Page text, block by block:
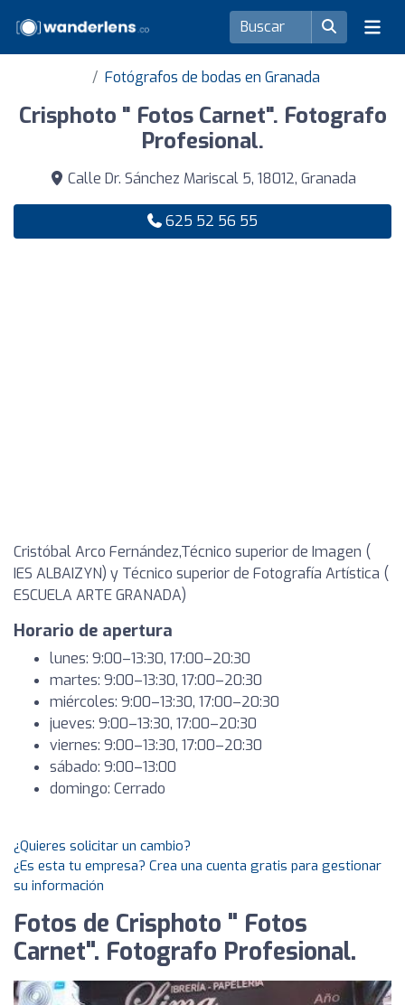
Fotógrafos de bodas en Granada
Crisphoto " Fotos Carnet". Fotografo
Profesional.
Calle Dr. Sánchez Mariscal 5, 18012, Granada
625 52 56 55
Cristóbal Arco Fernández,Técnico superior de Imagen (
IES ALBAIZYN) y Técnico superior de Fotografía Artística (
ESCUELA ARTE GRANADA)
Horario de apertura
lunes: 9:00–13:30, 17:00–20:30
martes: 9:00–13:30, 17:00–20:30
miércoles: 9:00–13:30, 17:00–20:30
jueves: 9:00–13:30, 17:00–20:30
viernes: 9:00–13:30, 17:00–20:30
sábado: 9:00–13:00
domingo: Cerrado
¿Quieres solicitar un cambio?
¿Es esta tu empresa? Crea una cuenta gratis para gestionar
su información
Fotos de Crisphoto " Fotos
Carnet". Fotografo Profesional.